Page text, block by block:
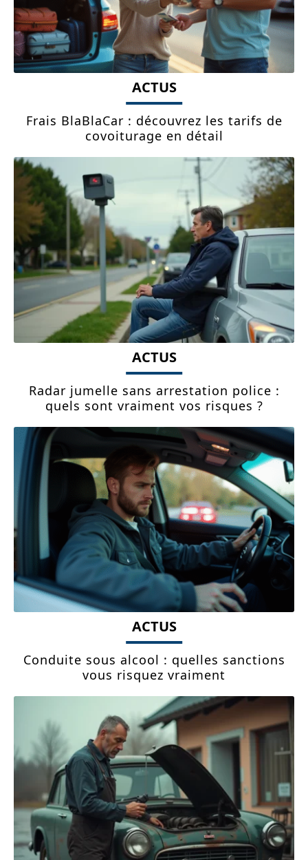
ACTUS
Frais BlaBlaCar : découvrez les tarifs de
covoiturage en détail
ACTUS
Radar jumelle sans arrestation police :
quels sont vraiment vos risques ?
ACTUS
Conduite sous alcool : quelles sanctions
vous risquez vraiment